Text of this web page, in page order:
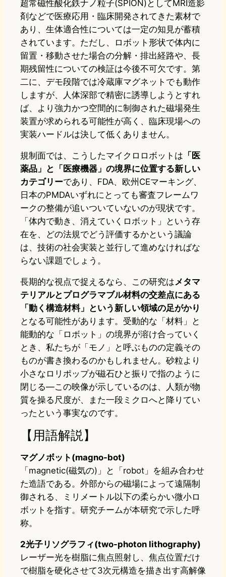
超常磁性酸化鉄ナノ粒子(SPION)としてMRI造影
剤などで医療応用・臨床開発されてきた素材で
あり、生体適合性については一定の知見が蓄積
されています。ただし、ロボット形状で体内に
留置・移動させた場合の分解・排出経路や、長
期残留性についての検証は今後不可欠です。第
二に、デモ段階では冷蔵庫マグネットでも動作
しますが、人体深部で精密に誘導しようとすれ
ば、より強力かつ空間的に制御された磁場発生
装置が求められる可能性が高く、臨床現場への
実装ハードルは決して低くありません。
規制面では、こうしたマイクロロボットは 「医
薬品」と「医療機器」の境界に位置する新しい
カテゴリーであり、FDA、欧州CEマーキング、
日本のPMDAいずれにとっても審査フレームワ
ークの整備が追いついていないのが現状です。
「体内で動き、消えていくロボット」という存
在を、どの法規でどう評価するかという議論
は、技術の社会実装と並行して進めなければな
らない課題でしょう。
長期的な視点で捉えるなら、この研究はメタマ
テリアルとプログラマブル材料の交差点にある
「動く構造材料」という新しい領域の足がかり
となる可能性があります。受動的な「材料」と
能動的な「ロボット」の境界が溶け合っていく
とき、私たちが「モノ」と呼ぶものの定義その
ものが書き換わるのかもしれません。砂粒より
小さなロリポップが磁石ひと振りで指のように
閉じる—この映像が示しているのは、人類が物
質を操る尺度が、また一段ミクロへと降りてい
ったという事実なのです。
【用語解説】
マグノボット(magno-bot)
「magnetic(磁気の)」と「robot」を組み合わせ
た造語である。外部からの磁場によって遠隔制
御される、ミリメートル以下の柔らかい微小ロ
ボットを指す。研究チームが本研究で示した呼
称。
2光子リソグラフィ(two-photon lithography)
レーザー光を樹脂に焦点照射し、焦点位置だけ
で樹脂を硬化させて3次元構造を描き出す高解像